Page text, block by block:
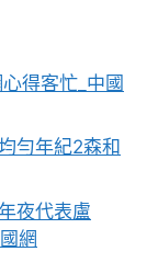
得客忙_中國
勻年紀2森和
夜代表盧
網